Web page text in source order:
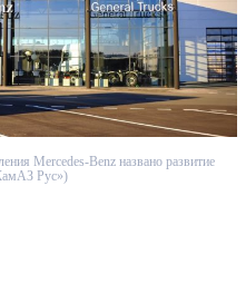
Mercedes-Benz названо развитие
Рус»)